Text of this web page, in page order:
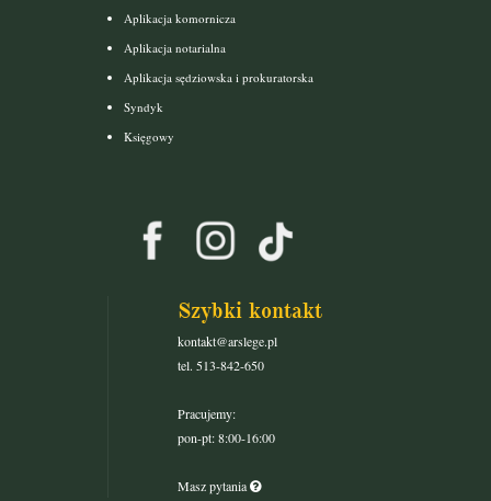
Aplikacja komornicza
Aplikacja notarialna
Aplikacja sędziowska i prokuratorska
Syndyk
Księgowy
Szybki kontakt
kontakt@arslege.pl
tel. 513-842-650
Pracujemy:
pon-pt: 8:00-16:00
Masz pytania